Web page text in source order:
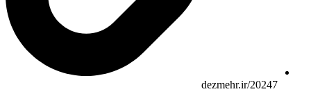
dezmehr.ir/20247